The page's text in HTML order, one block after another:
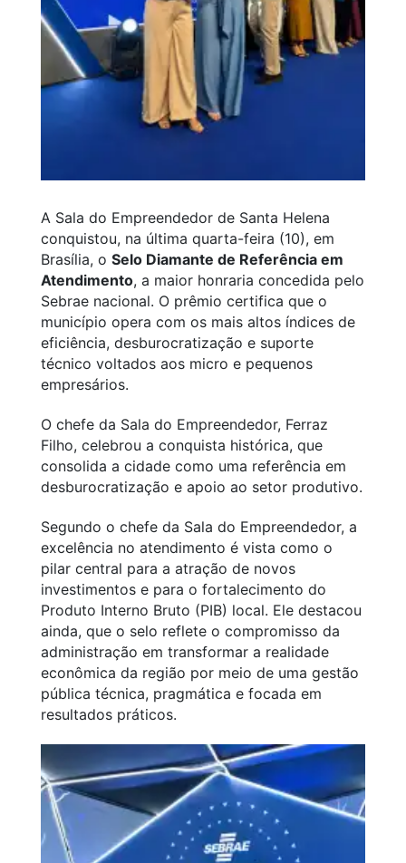
A Sala do Empreendedor de Santa Helena
conquistou, na última quarta-feira (10), em
Brasília, o Selo Diamante de Referência em
Atendimento, a maior honraria concedida pelo
Sebrae nacional. O prêmio certifica que o
município opera com os mais altos índices de
eficiência, desburocratização e suporte
técnico voltados aos micro e pequenos
empresários.
O chefe da Sala do Empreendedor, Ferraz
Filho, celebrou a conquista histórica, que
consolida a cidade como uma referência em
desburocratização e apoio ao setor produtivo.
Segundo o chefe da Sala do Empreendedor, a
excelência no atendimento é vista como o
pilar central para a atração de novos
investimentos e para o fortalecimento do
Produto Interno Bruto (PIB) local. Ele destacou
ainda, que o selo reflete o compromisso da
administração em transformar a realidade
econômica da região por meio de uma gestão
pública técnica, pragmática e focada em
resultados práticos.